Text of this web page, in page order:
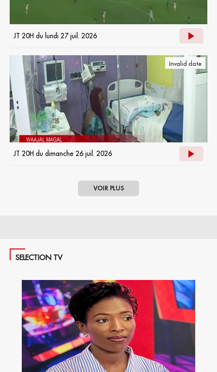
JT 20H du lundi 27 juil. 2026
Invalid date
JT 20H du dimanche 26 juil. 2026
VOIR PLUS
SELECTION TV